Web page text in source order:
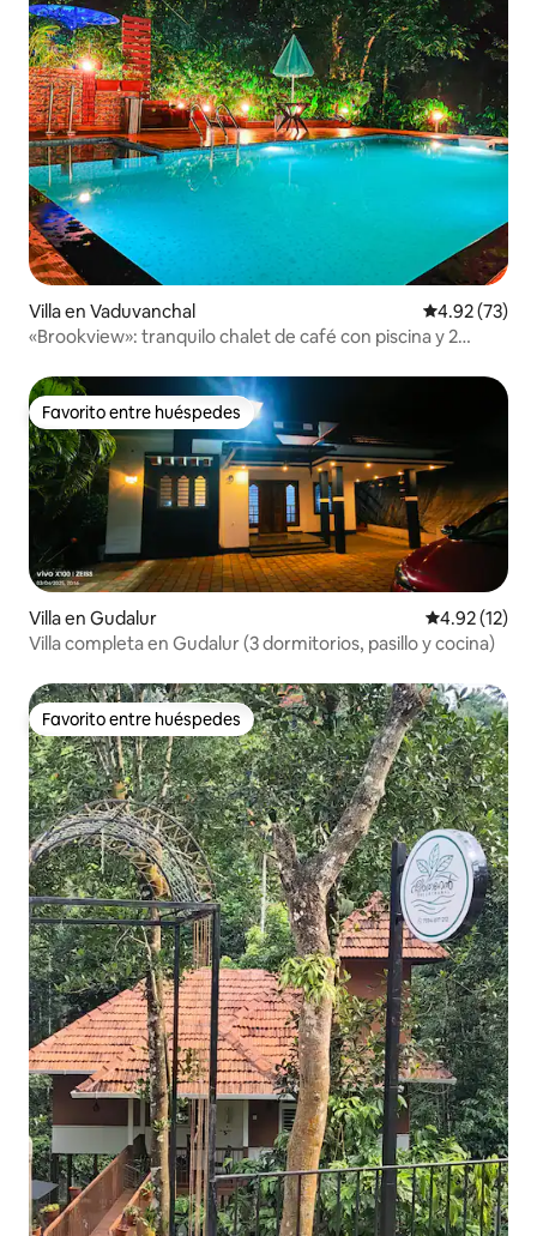
Villa en Vaduvanchal Calificación
4.92 (73)
«Brookview»: tranquilo chalet de café con piscina y 2
Favorito entre huéspedes
Favorito entre huéspedes
Villa en Gudalur Calificación
4.92 (12)
Villa completa en Gudalur (3 dormitorios, pasillo y cocina)
Favorito entre huéspedes
Favorito entre huéspedes